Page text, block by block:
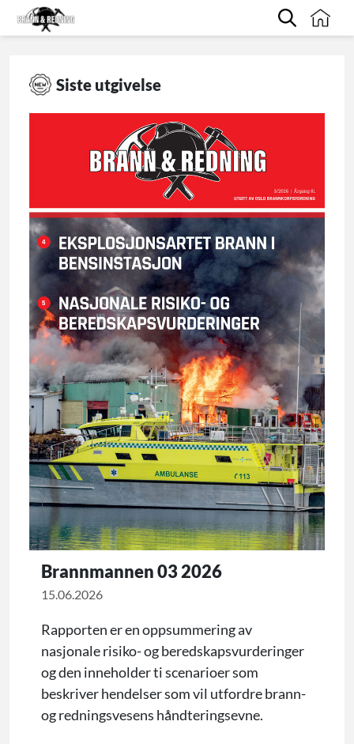
Siste utgivelse
Brannmannen 03 2026
15.06.2026
Rapporten er en oppsummering av
nasjonale risiko- og beredskapsvurderinger
og den inneholder ti scenarioer som
beskriver hendelser som vil utfordre brann-
og redningsvesens håndteringsevne.